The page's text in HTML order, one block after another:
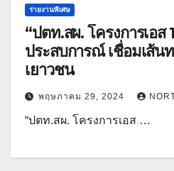
รายงานพิเศษ
“ปตท.สผ. โครงการเอส
ประสบการณ์ เชื่อมเส้น
เยาวชน
พฤษภาคม 29, 2024
“ปตท.สผ. โครงการเอส …